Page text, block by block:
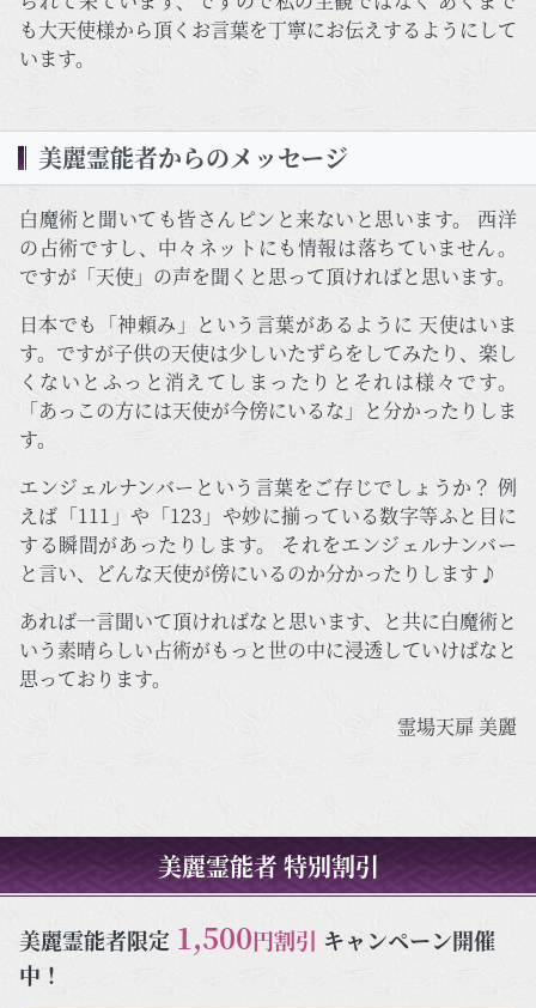
も大天使様から頂くお言葉を丁寧にお伝えするようにして
います。
美麗霊能者からのメッセージ
白魔術と聞いても皆さんピンと来ないと思います。 西洋
の占術ですし、中々ネットにも情報は落ちていません。
ですが「天使」の声を聞くと思って頂ければと思います。
日本でも「神頼み」という言葉があるように 天使はいま
す。ですが子供の天使は少しいたずらをしてみたり、楽し
くないとふっと消えてしまったりとそれは様々です。
「あっこの方には天使が今傍にいるな」と分かったりしま
す。
エンジェルナンバーという言葉をご存じでしょうか？ 例
えば「111」や「123」や妙に揃っている数字等ふと目に
する瞬間があったりします。 それをエンジェルナンバー
と言い、どんな天使が傍にいるのか分かったりします♪
あれば一言聞いて頂ければなと思います、と共に白魔術と
いう素晴らしい占術がもっと世の中に浸透していけばなと
思っております。
霊場天扉 美麗
美麗霊能者 特別割引
美麗霊能者限定 1,500円割引 キャンペーン開催
中！